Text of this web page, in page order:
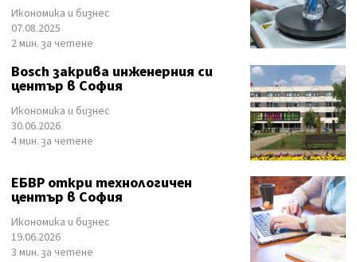
Икономика и бизнес
07.08.2025
2 мин. за четене
Bosch закрива инженерния си
център в София
Икономика и бизнес
30.06.2026
4 мин. за четене
ЕБВР откри технологичен
център в София
Икономика и бизнес
19.06.2026
3 мин. за четене